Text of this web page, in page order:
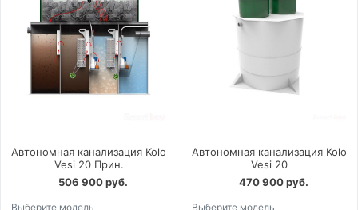
Автономная канализация Kolo
Vesi 20 Прин.
506 900 руб.
Выберите модель
Автономная канализация Kolo
Vesi 20
470 900 руб.
Выберите модель